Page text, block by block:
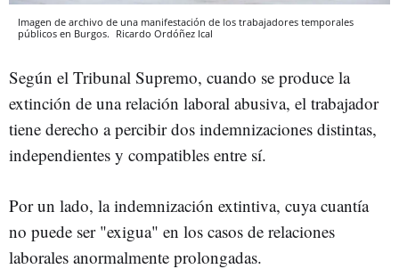
Imagen de archivo de una manifestación de los trabajadores temporales
públicos en Burgos. Ricardo Ordóñez Ical
Según el Tribunal Supremo, cuando se produce la
extinción de una relación laboral abusiva, el trabajador
tiene derecho a percibir dos indemnizaciones distintas,
independientes y compatibles entre sí.
Por un lado, la indemnización extintiva, cuya cuantía
no puede ser "exigua" en los casos de relaciones
laborales anormalmente prolongadas.